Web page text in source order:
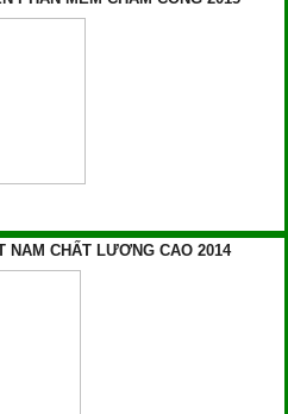
NAM CHẤT LƯƠNG CAO 2014